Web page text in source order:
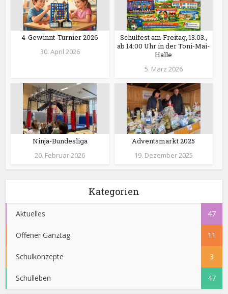
4-Gewinnt-Turnier 2026
30. April 2026
Schulfest am Freitag, 13.03.,
ab 14:00 Uhr in der Toni-Mai-
Halle
5. März 2026
Ninja-Bundesliga
20. Februar 2026
Adventsmarkt 2025
19. Dezember 2025
Kategorien
Aktuelles 47
Offener Ganztag 11
Schulkonzepte 3
Schulleben 47